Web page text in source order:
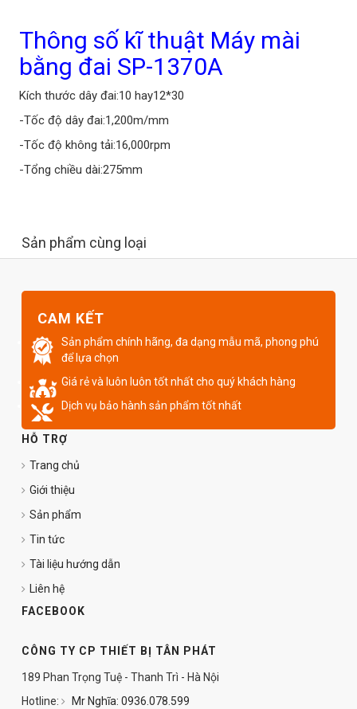
Thông số kĩ thuật Máy mài
bằng đai SP-1370A
Kích thước dây đai:10 hay12*30
-Tốc độ dây đai:1,200m/mm
-Tốc độ không tải:16,000rpm
-Tổng chiều dài:275mm
Sản phẩm cùng loại
CAM KẾT
Sản phẩm chính hãng, đa dạng mẫu mã, phong phú
để lựa chọn
Giá rẻ và luôn luôn tốt nhất cho quý khách hàng
Dịch vụ bảo hành sản phẩm tốt nhất
HỖ TRỢ
Trang chủ
Giới thiệu
Sản phẩm
Tin tức
Tài liệu hướng dẫn
Liên hệ
FACEBOOK
CÔNG TY CP THIẾT BỊ TÂN PHÁT
189 Phan Trọng Tuệ - Thanh Trì - Hà Nội
Hotline:
Mr Nghĩa: 0936.078.599